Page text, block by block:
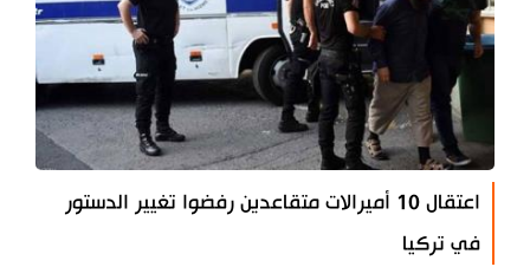
اعتقال 10 أميرالات متقاعدين رفضوا تغيير الدستور
في تركيا